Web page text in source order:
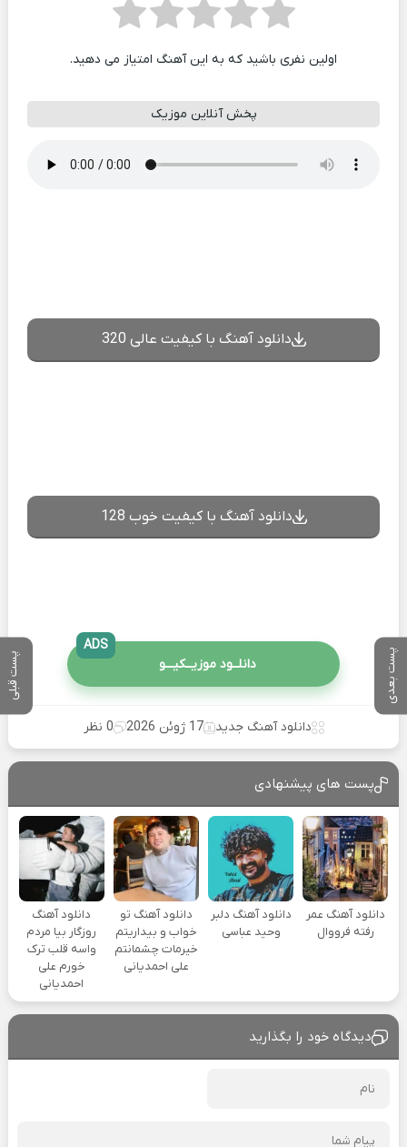
پست بعدی پست قبلی
اولین نفری باشید که به این آهنگ امتیاز می دهید.
پخش آنلاین موزیک
دانلود آهنگ با کیفیت عالی 320
دانلود آهنگ با کیفیت خوب 128
دانلــود موزیــکیـــو
ADS
دانلود آهنگ جدید 17 ژوئن 2026 0 نظر
پست های پیشنهادی
دانلود آهنگ عمر
رفته فرووال
دانلود آهنگ دلبر
وحید عباسی
دانلود آهنگ تو
خواب و بیداریتم
خیرمات چشمانتم
علی احمدیانی
دانلود آهنگ
روزگار بیا مردم
واسه قلب ترک
خورم علی
احمدیانی
دیدگاه خود را بگذارید